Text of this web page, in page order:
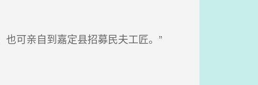
可亲自到嘉定县招募民夫工匠。”